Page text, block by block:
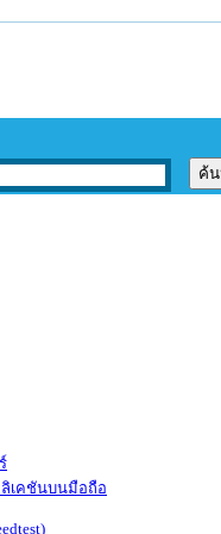
เคชันบนมือถือ